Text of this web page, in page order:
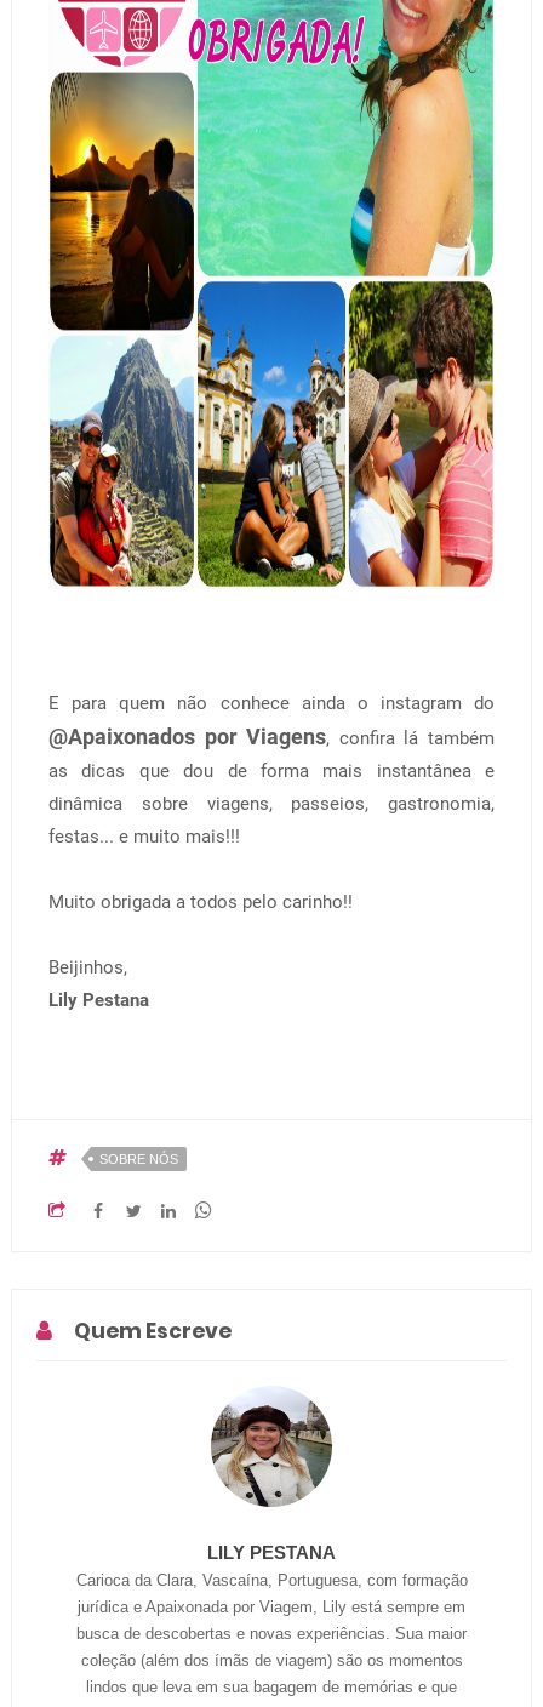
E para quem não conhece ainda o instagram do
@Apaixonados por Viagens, confira lá também
as dicas que dou de forma mais instantânea e
dinâmica sobre viagens, passeios, gastronomia,
festas... e muito mais!!!
Muito obrigada a todos pelo carinho!!
Beijinhos,
Lily Pestana
SOBRE NÓS
Quem Escreve
LILY PESTANA
Carioca da Clara, Vascaína, Portuguesa, com formação
jurídica e Apaixonada por Viagem, Lily está sempre em
busca de descobertas e novas experiências. Sua maior
coleção (além dos ímãs de viagem) são os momentos
lindos que leva em sua bagagem de memórias e que